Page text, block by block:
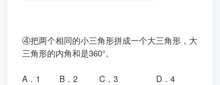
④把两个相同的小三角形拼成一个大三角形，大
三角形的内角和是360°。
A．1 B．2 C．3 D．4